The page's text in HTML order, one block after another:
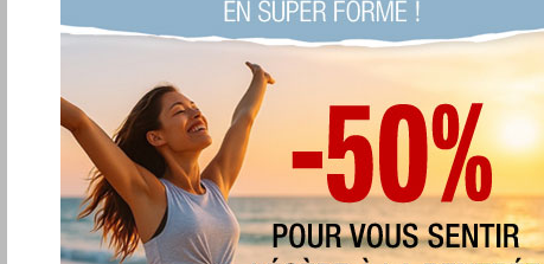
法國等部分歐盟成員國對其實施旅行禁令，並
，豐田宣布將從12月24日開始暫時關閉英國和
，本田在英國的思域工廠將於12月23日至1月3
，英國地區發現的新的新冠病毒變體在歐洲引
ARCHIVES